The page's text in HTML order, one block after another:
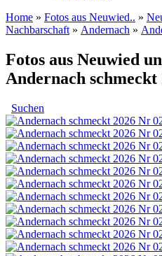
Home » Fotos aus Neuwied.. »
Nachbarschaft » Andernach »
Fotos aus Neuwied
Andernach schmeckt
Suchen